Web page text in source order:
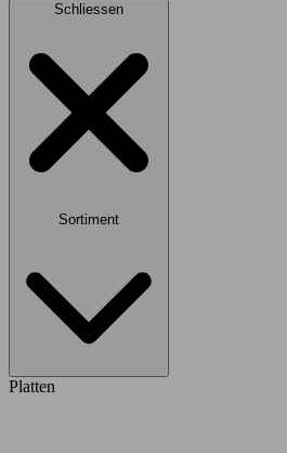
Schliessen
Sortiment
Platten